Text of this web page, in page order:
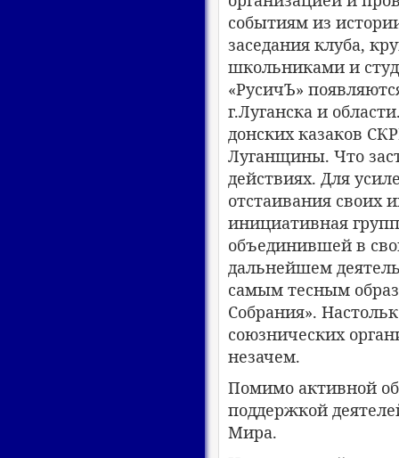
событиям из
заседания клуба,
школьниками и
«РусичЪ»
г.Луганска и
донских казаков
Луганщины. Что
действиях. Для
отстаивания своих
инициативная
объединившей в
дальнейшем
самым тесным
Собрания».
союзнических
незачем.
Помимо активной
поддержкой
Мира.